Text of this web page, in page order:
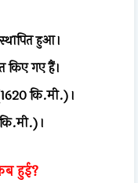
हुआ।
किए गए हैं।
कि.मी.)।
हुई?